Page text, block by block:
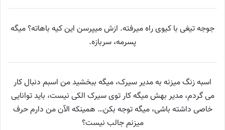
جوجه تیغی با کیوی راه میرفته. ازش میپرسن این کیه باهاته؟ میگه
پسرمه، سربازه.
اسبه زنگ میزنه به مدیر سیرک، میگه ببخشید من اسبم دنبال کار
می گردم، مدیر بهش میگه کار توی سیرک الکی نیست، باید توانایی
خاصی داشته باشی، میگه توجه بکن… همینکه الآن من دارم حرف
میزنم جالب نیست؟